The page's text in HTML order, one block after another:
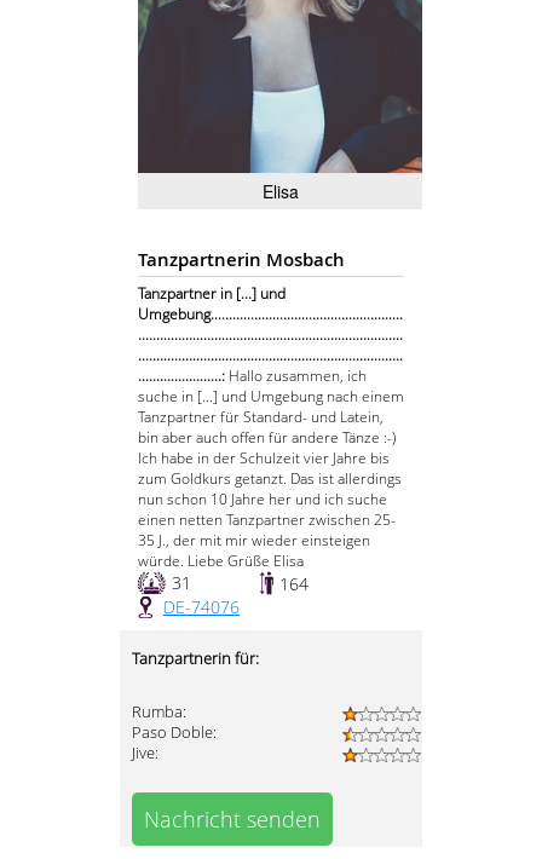
Elisa
Tanzpartnerin Mosbach
Tanzpartner in [...] und
Umgebung.....................................................
.........................................................................
.........................................................................
.......................: Hallo zusammen, ich
suche in [...] und Umgebung nach einem
Tanzpartner für Standard- und Latein,
bin aber auch offen für andere Tänze :-)
Ich habe in der Schulzeit vier Jahre bis
zum Goldkurs getanzt. Das ist allerdings
nun schon 10 Jahre her und ich suche
einen netten Tanzpartner zwischen 25-
35 J., der mit mir wieder einsteigen
würde. Liebe Grüße Elisa
31
164
DE-74076
Tanzpartnerin für:
Rumba:
Paso Doble:
Jive:
Nachricht senden